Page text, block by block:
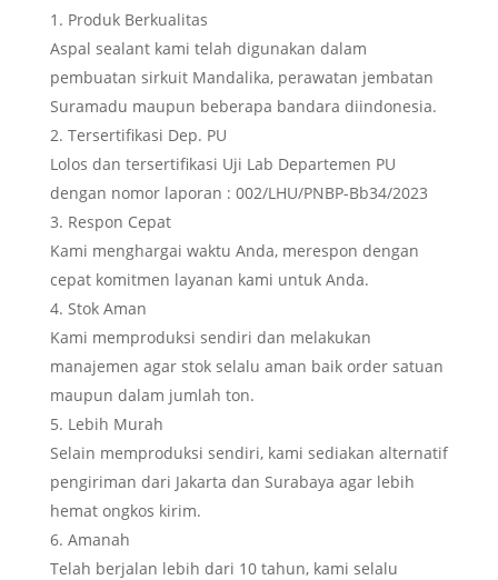
Produk Berkualitas
Aspal sealant kami telah digunakan dalam
pembuatan sirkuit Mandalika, perawatan jembatan
Suramadu maupun beberapa bandara diindonesia.
Tersertifikasi Dep. PU
Lolos dan tersertifikasi Uji Lab Departemen PU
dengan nomor laporan : 002/LHU/PNBP-Bb34/2023
Respon Cepat
Kami menghargai waktu Anda, merespon dengan
cepat komitmen layanan kami untuk Anda.
Stok Aman
Kami memproduksi sendiri dan melakukan
manajemen agar stok selalu aman baik order satuan
maupun dalam jumlah ton.
Lebih Murah
Selain memproduksi sendiri, kami sediakan alternatif
pengiriman dari Jakarta dan Surabaya agar lebih
hemat ongkos kirim.
Amanah
Telah berjalan lebih dari 10 tahun, kami selalu